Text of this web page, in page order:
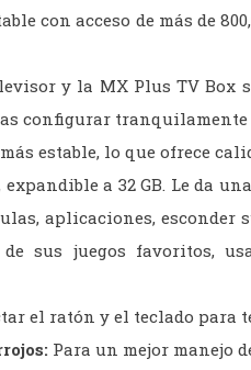
con acceso de más de
y la MX Plus TV Box
configurar
estable, lo que ofrece
expandible a 32 GB. Le da
aplicaciones, esconder
sus juegos favoritos,
el ratón y el teclado para
Para un mejor manejo